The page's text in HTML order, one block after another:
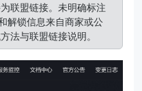
联盟链接。未明确标注
解锁信息来自商家或公
法与联盟链接说明。